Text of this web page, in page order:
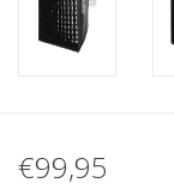
€99,95